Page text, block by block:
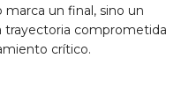
marca un final, sino un
trayectoria comprometida
crítico.